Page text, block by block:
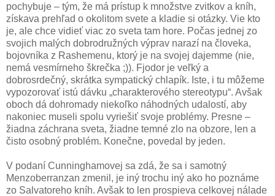
pochybuje – tým, že má prístup k množstve zvitkov a kníh,
získava prehľad o okolitom svete a kladie si otázky. Vie kto
je, ale chce vidieť viac zo sveta tam hore. Počas jednej zo
svojich malých dobrodružných výprav narazí na človeka,
bojovníka z Rashemenu, ktorý je na svojej dajemme (nie,
nemá vesmírneho škrečka ;)). Fjodor je veľký a
dobrosrdečný, skrátka sympatický chlapík. Iste, i tu môžeme
vypozorovať istú dávku „charakterového stereotypu“. Avšak
oboch dá dohromady niekoľko náhodných udalostí, aby
nakoniec museli spolu vyriešiť svoje problémy. Presne –
žiadna záchrana sveta, žiadne temné zlo na obzore, len a
čisto osobný problém. Konečne, povedal by jeden.
V podaní Cunninghamovej sa zdá, že sa i samotný
Menzoberranzan zmenil, je iný trochu iný ako ho poznáme
zo Salvatoreho kníh. Avšak to len prospieva celkovej nálade